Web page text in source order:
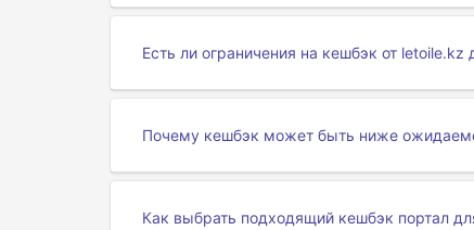
Есть ли ограничения на кешбэк от letoile.kz
Почему кешбэк может быть ниже
Как выбрать подходящий кешбэк портал